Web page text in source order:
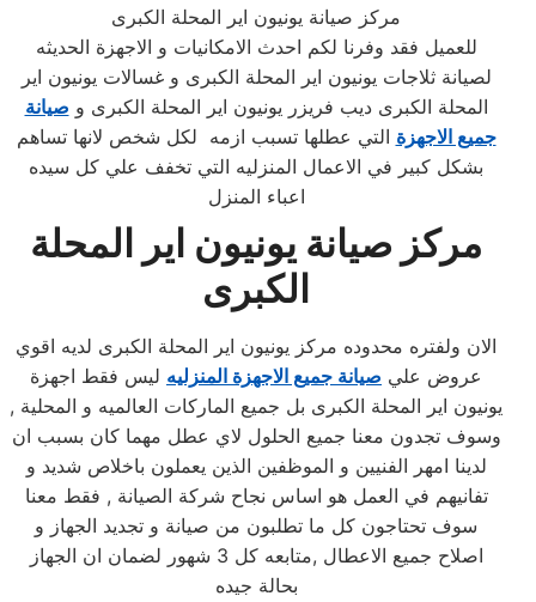
مركز صيانة يونيون اير المحلة الكبرى
للعميل فقد وفرنا لكم احدث الامكانيات و الاجهزة الحديثه
لصيانة ثلاجات يونيون اير المحلة الكبرى و غسالات يونيون اير
المحلة الكبرى ديب فريزر يونيون اير المحلة الكبرى و صيانة
جميع الاجهزة التي عطلها تسبب ازمه لكل شخص لانها تساهم
بشكل كبير في الاعمال المنزليه التي تخفف علي كل سيده
اعباء المنزل
مركز صيانة يونيون اير المحلة
الكبرى
الان ولفتره محدوده مركز يونيون اير المحلة الكبرى لديه اقوي
عروض علي صيانة جميع الاجهزة المنزليه ليس فقط اجهزة
يونيون اير المحلة الكبرى بل جميع الماركات العالميه و المحلية ,
وسوف تجدون معنا جميع الحلول لاي عطل مهما كان بسبب ان
لدينا امهر الفنيين و الموظفين الذين يعملون باخلاص شديد و
تفانيهم في العمل هو اساس نجاح شركة الصيانة , فقط معنا
سوف تحتاجون كل ما تطلبون من صيانة و تجديد الجهاز و
اصلاح جميع الاعطال ,متابعه كل 3 شهور لضمان ان الجهاز
بحالة جيده